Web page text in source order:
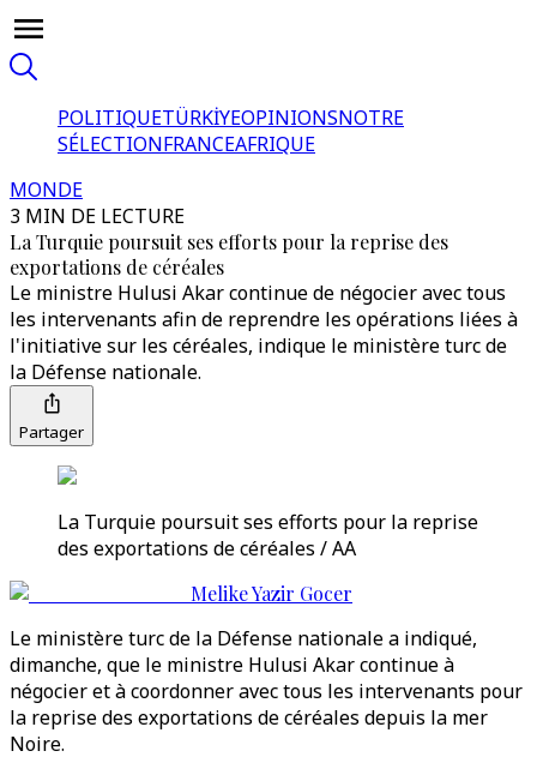
POLITIQUETÜRKİYEOPINIONSNOTRE
SÉLECTIONFRANCEAFRIQUE
MONDE
3 MIN DE LECTURE
La Turquie poursuit ses efforts pour la reprise des
exportations de céréales
Le ministre Hulusi Akar continue de négocier avec tous
les intervenants afin de reprendre les opérations liées à
l'initiative sur les céréales, indique le ministère turc de
la Défense nationale.
Partager
La Turquie poursuit ses efforts pour la reprise
des exportations de céréales / AA
Melike Yazir Gocer
Le ministère turc de la Défense nationale a indiqué,
dimanche, que le ministre Hulusi Akar continue à
négocier et à coordonner avec tous les intervenants pour
la reprise des exportations de céréales depuis la mer
Noire.